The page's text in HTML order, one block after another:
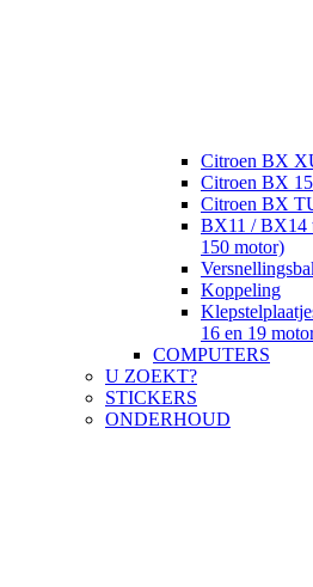
Citroen BX
Citroen BX
Citroen BX
BX11 / BX14
150 motor)
Koppeling
16 en 19
COMPUTERS
U ZOEKT?
STICKERS
ONDERHOUD